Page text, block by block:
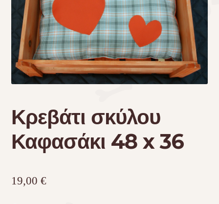
Τσάντες μεταφοράς
Επικοινωνία
Φροντίδα – Είδη Υγιεινής
Κρεβάτι σκύλου
Καφασάκι 48 x 36
19,00 €